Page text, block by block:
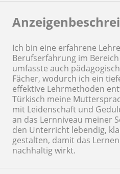
Ich bin eine erfahrene
Berufserfahrung im
umfasste auch
Fächer, wodurch ich ein
effektive Lehrmethoden
Türkisch meine
mit Leidenschaft und
an das Lernniveau meiner
den Unterricht lebendig,
gestalten, damit das
nachhaltig wirkt.